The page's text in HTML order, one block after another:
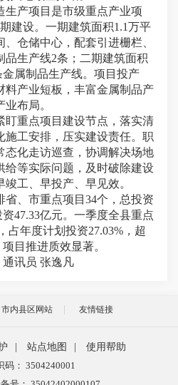
产项目是市级重点产业项
建设。一期建筑面积1.1万平
仓储中心，配套引进栅栏、
品生产线2条；二期建筑面积
属制品生产线。项目投产
料产业短板，丰富金属制品产
布局。
重点项目建设节点，落实清
施工安排，压实建设责任。职
态化走访巡查，协调解决场地
给等实际问题，及时破除建设
工、早投产、早见效。
、市重点项目34个，总投资
47.33亿元。一季度全县重点
占年度计划投资27.03%，超
目推进质效显著。
讯员 张逸凡
市内县区网站 友情链接
| 站点地图 |
使用帮助
码： 3504240001